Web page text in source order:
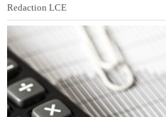
Redaction LCE